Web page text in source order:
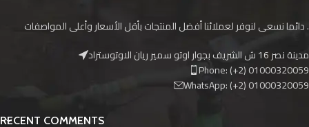
دائما نسعى لنوفر لعملائنا أفضل المنتجات بأقل الأسعار وأعلى المواصفات .
مدينة نصر 16 ش الشريف بجوار اوتو سمير ريان الاوتوستراد
Phone: (+2) 01000320059
WhatsApp: (+2) 01000320059
RECENT COMMENTS